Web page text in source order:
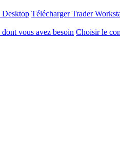
Télécharger Trader
dont vous avez besoin Choisir le